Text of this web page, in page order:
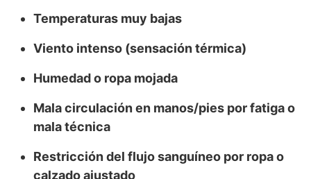
Temperaturas muy bajas
Viento intenso (sensación térmica)
Humedad o ropa mojada
Mala circulación en manos/pies por fatiga o
mala técnica
Restricción del flujo sanguíneo por ropa o
calzado ajustado